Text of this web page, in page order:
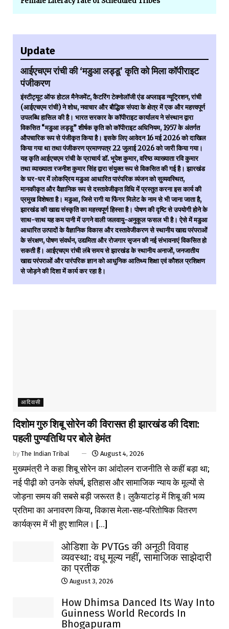
Update
आईएचएम रांची की ‘मडुआ लड्डू’ कृति को मिला कॉपीराइट
पंजीकरण
इंस्टीट्यूट ऑफ होटल मैनेजमेंट, कैटरिंग टेक्नोलॉजी एंड अप्लाइड न्यूट्रिशन, रांची
(आईएचएम रांची) ने शोध, नवाचार और बौद्धिक संपदा के क्षेत्र में एक और महत्त्वपूर्ण
उपलब्धि हासिल की है। भारत सरकार के कॉपीराइट कार्यालय ने संस्थान द्वारा
विकसित “मडुआ लड्डू” शीर्षक कृति को कॉपीराइट अधिनियम, 1957 के अंतर्गत
औपचारिक रूप से पंजीकृत किया है। इसके लिए आवेदन 16 मई 2026 को दाखिल
किया गया था तथा पंजीकरण प्रमाणपत्र 22 जुलाई 2026 को जारी किया गया।
यह कृति आईएचएम रांची के प्राचार्य डॉ. भूपेश कुमार, वरिष्ठ व्याख्याता रवि कुमार
तथा व्याख्याता रजनीश कुमार सिंह द्वारा संयुक्त रूप से विकसित की गई है। झारखंड
के घर-घर में लोकप्रिय मडुआ आधारित पारंपरिक व्यंजन को सुव्यवस्थित,
मानकीकृत और वैज्ञानिक रूप से दस्तावेजीकृत विधि में प्रस्तुत करना इस कार्य की
प्रमुख विशेषता है। मडुआ, जिसे रागी या फिंगर मिलेट के नाम से भी जाना जाता है,
झारखंड की खाद्य संस्कृति का महत्त्वपूर्ण हिस्सा है। पोषण की दृष्टि से उपयोगी होने के
साथ-साथ यह कम पानी में उगने वाली जलवायु-अनुकूल फसल भी है। ऐसे में मडुआ
आधारित उत्पादों के वैज्ञानिक विकास और दस्तावेजीकरण से स्थानीय खाद्य परंपराओं
के संरक्षण, पोषण संवर्धन, उद्यमिता और रोजगार सृजन की नई संभावनाएं विकसित हो
सकती हैं। आईएचएम रांची लंबे समय से झारखंड के स्थानीय अनाजों, जनजातीय
खाद्य परंपराओं और पारंपरिक ज्ञान को आधुनिक आतिथ्य शिक्षा एवं कौशल प्रशिक्षण
से जोड़ने की दिशा में कार्य कर रहा है।
आदिवासी
दिशोम गुरु शिबू सोरेन की विरासत ही झारखंड की दिशा:
पहली पुण्यतिथि पर बोले हेमंत
by The Indian Tribal August 4, 2026
मुख्यमंत्री ने कहा शिबू सोरेन का आंदोलन राजनीति से कहीं बड़ा था;
नई पीढ़ी को उनके संघर्ष, इतिहास और सामाजिक न्याय के मूल्यों से
जोड़ना समय की सबसे बड़ी जरूरत है। लुकैयाटांड़ में शिबू की भव्य
प्रतिमा का अनावरण किया, विकास मेला-सह-परितोषिक वितरण
कार्यक्रम में भी हुए शामिल। [...]
ओडिशा के PVTGs की अनूठी विवाह
व्यवस्था: वधू मूल्य नहीं, सामाजिक साझेदारी
का प्रतीक
August 3, 2026
How Dhimsa Danced Its Way Into
Guinness World Records In
Bhogapuram